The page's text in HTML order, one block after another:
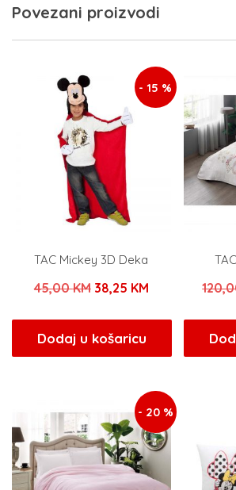
Povezani proizvodi
- 15 %
TAC Mickey 3D Deka
45,00KM Izvorna
bila
je:
38,25 KMTrenutna
38,25 KM.
Dodaj u košaricu
- 20 %